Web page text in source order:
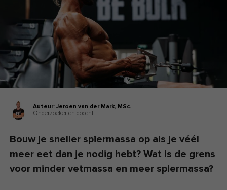
Auteur: Jeroen van der Mark, MSc.
Onderzoeker en docent
Bouw je sneller spiermassa op als je véél
meer eet dan je nodig hebt? Wat is de grens
voor minder vetmassa en meer spiermassa?